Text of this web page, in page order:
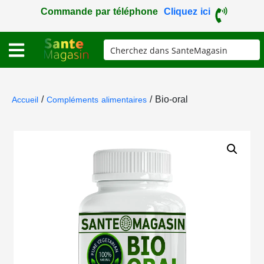
Commande par téléphone Cliquez ici
Accueil/Compléments alimentaires/ Bio-oral